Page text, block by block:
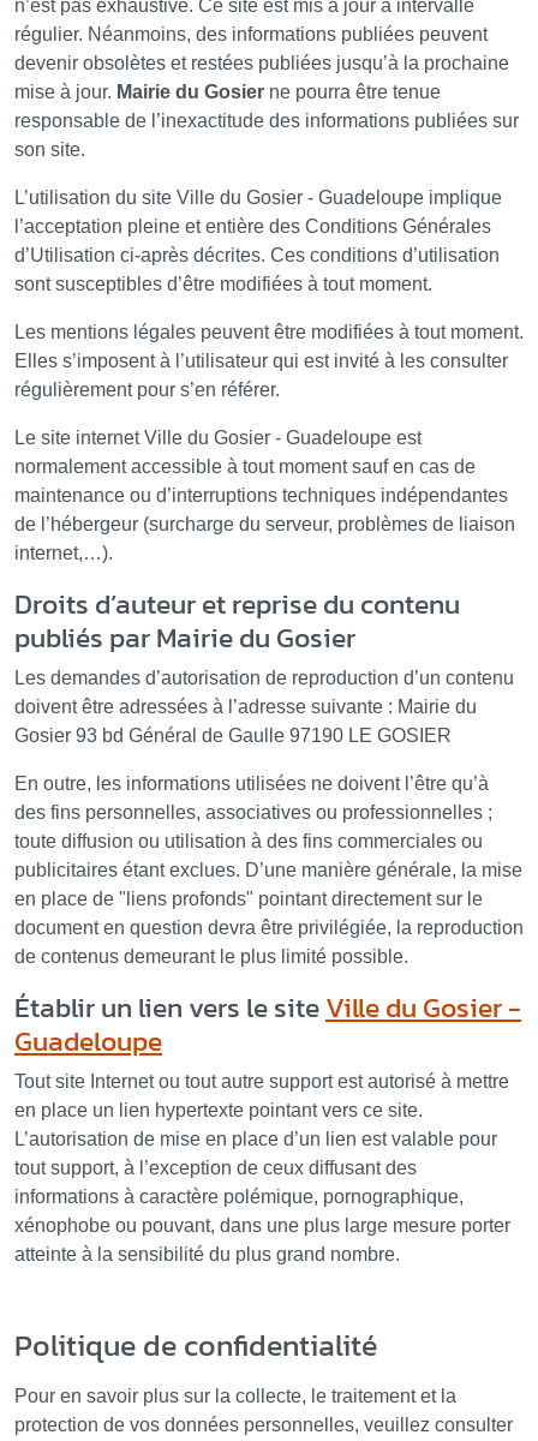
n’est pas exhaustive. Ce site est mis à jour à intervalle
régulier. Néanmoins, des informations publiées peuvent
devenir obsolètes et restées publiées jusqu’à la prochaine
mise à jour. Mairie du Gosier ne pourra être tenue
responsable de l’inexactitude des informations publiées sur
son site.
L’utilisation du site Ville du Gosier - Guadeloupe implique
l’acceptation pleine et entière des Conditions Générales
d’Utilisation ci-après décrites. Ces conditions d’utilisation
sont susceptibles d’être modifiées à tout moment.
Les mentions légales peuvent être modifiées à tout moment.
Elles s’imposent à l’utilisateur qui est invité à les consulter
régulièrement pour s’en référer.
Le site internet Ville du Gosier - Guadeloupe est
normalement accessible à tout moment sauf en cas de
maintenance ou d’interruptions techniques indépendantes
de l’hébergeur (surcharge du serveur, problèmes de liaison
internet,…).
Droits d’auteur et reprise du contenu
publiés par Mairie du Gosier
Les demandes d’autorisation de reproduction d’un contenu
doivent être adressées à l’adresse suivante : Mairie du
Gosier 93 bd Général de Gaulle 97190 LE GOSIER
En outre, les informations utilisées ne doivent l’être qu’à
des fins personnelles, associatives ou professionnelles ;
toute diffusion ou utilisation à des fins commerciales ou
publicitaires étant exclues. D’une manière générale, la mise
en place de "liens profonds" pointant directement sur le
document en question devra être privilégiée, la reproduction
de contenus demeurant le plus limité possible.
Établir un lien vers le siteVille du Gosier -
Guadeloupe
Tout site Internet ou tout autre support est autorisé à mettre
en place un lien hypertexte pointant vers ce site.
L’autorisation de mise en place d’un lien est valable pour
tout support, à l’exception de ceux diffusant des
informations à caractère polémique, pornographique,
xénophobe ou pouvant, dans une plus large mesure porter
atteinte à la sensibilité du plus grand nombre.
Politique de confidentialité
Pour en savoir plus sur la collecte, le traitement et la
protection de vos données personnelles, veuillez consulter